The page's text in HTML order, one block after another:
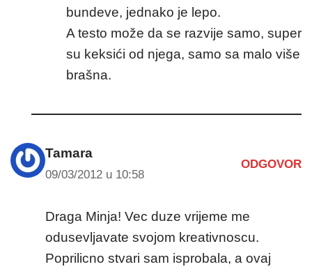
bundeve, jednako je lepo.
A testo može da se razvije samo, super
su keksići od njega, samo sa malo više
brašna.
Tamara
09/03/2012 u 10:58
ODGOVOR
Draga Minja! Vec duze vrijeme me
odusevljavate svojom kreativnoscu.
Poprilicno stvari sam isprobala, a ovaj